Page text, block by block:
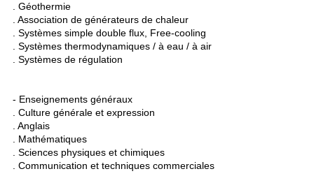
. Géothermie
. Association de générateurs de chaleur
. Systèmes simple double flux, Free-cooling
. Systèmes thermodynamiques / à eau / à air
. Systèmes de régulation
- Enseignements généraux
. Culture générale et expression
. Anglais
. Mathématiques
. Sciences physiques et chimiques
. Communication et techniques commerciales